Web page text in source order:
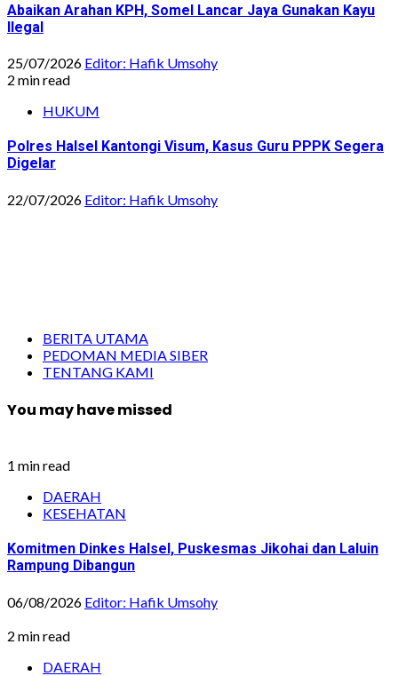
Abaikan Arahan KPH, Somel Lancar Jaya Gunakan Kayu
Ilegal
25/07/2026 Editor: Hafik Umsohy
2 min read
HUKUM
Polres Halsel Kantongi Visum, Kasus Guru PPPK Segera
Digelar
22/07/2026 Editor: Hafik Umsohy
BERITA UTAMA
PEDOMAN MEDIA SIBER
TENTANG KAMI
You may have missed
1 min read
DAERAH
KESEHATAN
Komitmen Dinkes Halsel, Puskesmas Jikohai dan Laluin
Rampung Dibangun
06/08/2026 Editor: Hafik Umsohy
2 min read
DAERAH